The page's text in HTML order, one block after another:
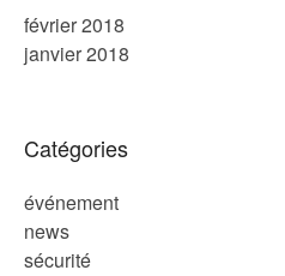
février 2018
janvier 2018
Catégories
événement
news
sécurité